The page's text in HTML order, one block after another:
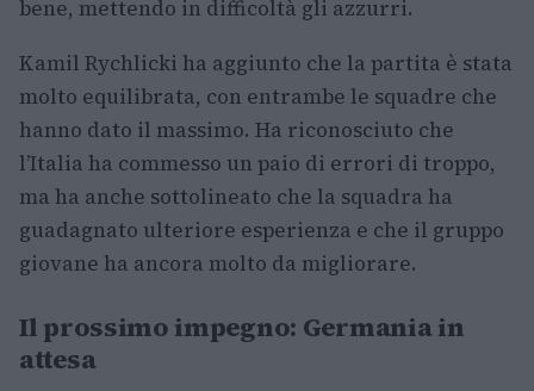
bene, mettendo in difficoltà gli azzurri.
Kamil Rychlicki ha aggiunto che la partita è stata
molto equilibrata, con entrambe le squadre che
hanno dato il massimo. Ha riconosciuto che
l’Italia ha commesso un paio di errori di troppo,
ma ha anche sottolineato che la squadra ha
guadagnato ulteriore esperienza e che il gruppo
giovane ha ancora molto da migliorare.
Il prossimo impegno: Germania in
attesa